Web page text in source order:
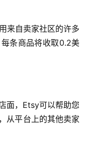
来自卖家社区的许多
条商品将收取0.2美
面，Etsy可以帮助您
从平台上的其他卖家